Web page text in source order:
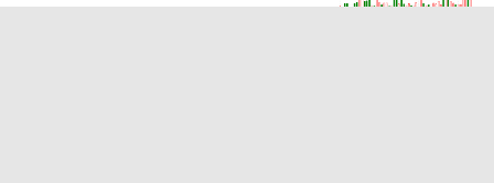
2026-08-06 15:12:35